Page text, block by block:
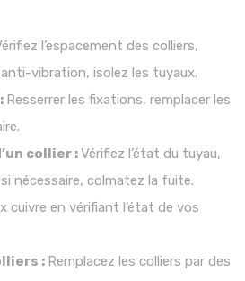
l’espacement des colliers,
vibration, isolez les tuyaux.
Resserrer les fixations, remplacer les
collier :Vérifiez l’état du tuyau,
nécessaire, colmatez la fuite.
cuivre en vérifiant l’état de vos
: Remplacez les colliers par des